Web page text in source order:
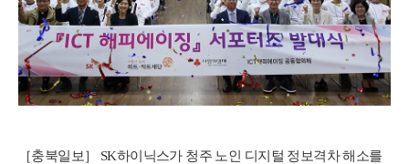
［충북일보］ SK하이닉스가 청주 노인 디지털 정보격차 해소를